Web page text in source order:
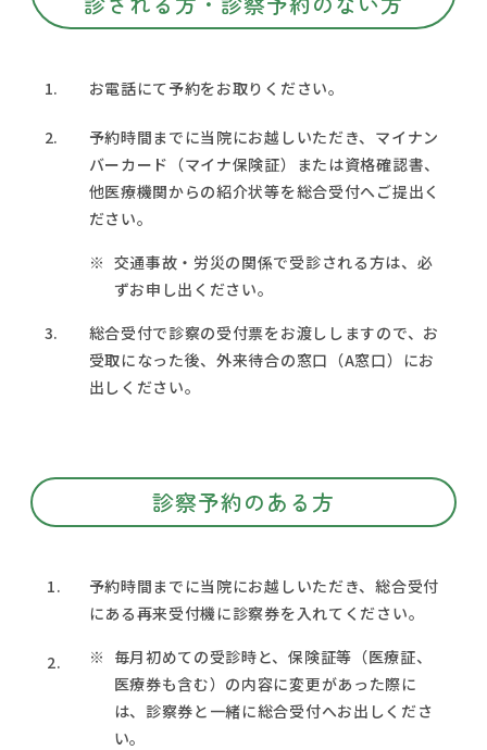
1. お電話にて予約をお取りください。
2.
予約時間までに当院にお越しいただき、マイナン
バーカード（マイナ保険証）または資格確認書、
他医療機関からの紹介状等を総合受付へご提出く
ださい。
交通事故・労災の関係で受診される方は、必
ずお申し出ください。
3.
総合受付で診察の受付票をお渡ししますので、お
受取になった後、外来待合の窓口（A窓口）にお
出しください。
診察予約のある方
1.
予約時間までに当院にお越しいただき、総合受付
にある再来受付機に診察券を入れてください。
2.
毎月初めての受診時と、保険証等（医療証、
医療券も含む）の内容に変更があった際に
は、診察券と一緒に総合受付へお出しくださ
い。